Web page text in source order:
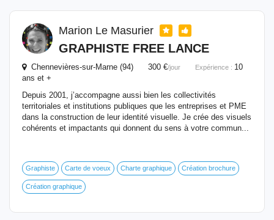
Marion Le Masurier
GRAPHISTE FREE LANCE
Chennevières-sur-Marne (94) 300 €/jour Expérience : 10
ans et +
Depuis 2001, j’accompagne aussi bien les collectivités
territoriales et institutions publiques que les entreprises et PME
dans la construction de leur identité visuelle. Je crée des visuels
cohérents et impactants qui donnent du sens à votre commun...
Graphiste Carte de voeux Charte graphique Création brochure
Création graphique